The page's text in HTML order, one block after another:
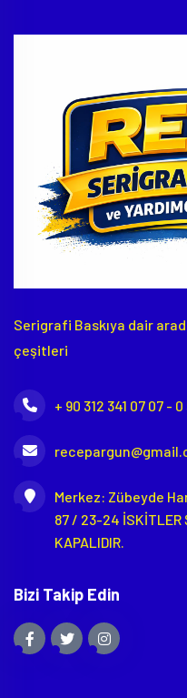
Serigrafi Baskıya dair
çeşitleri
+ 90 312 341 07 07 -
Merkez: Zübeyde
87 / 23-24
KAPALIDIR.
Bizi Takip Edin